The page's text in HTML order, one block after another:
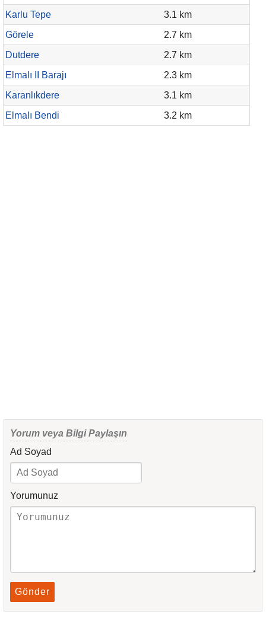
Karlu Tepe
3.1 km
Görele
2.7 km
Dutdere
2.7 km
Elmalı II Barajı
2.3 km
Karanlıkdere
3.1 km
Elmalı Bendi
3.2 km
Yorum veya Bilgi Paylaşın
Ad Soyad
Yorumunuz
Gönder